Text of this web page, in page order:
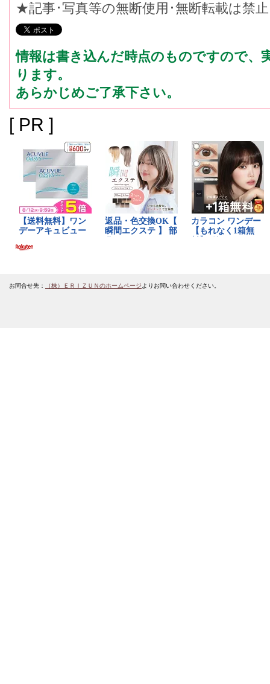
★記事･写真等の無断使用･無断転載は禁
情報は書き込んだ時点のものですので、
ります。
あらかじめご了承下さい。
[ PR ]
お問合せ先： （株）ＥＲＩＺＵＮのホームページよりお問い合わせください。